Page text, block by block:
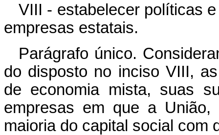
VIII - estabelecer políticas
empresas estatais.
Parágrafo único.
do disposto no inciso VIII,
de economia mista, suas
empresas em que a União,
maioria do capital social com